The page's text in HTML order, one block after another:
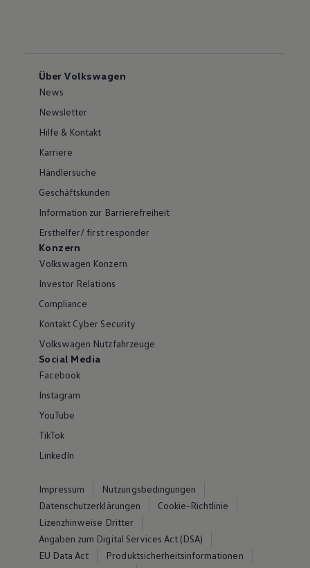
Über Volkswagen
News
Newsletter
Hilfe & Kontakt
Karriere
Händlersuche
Geschäftskunden
Information zur Barrierefreiheit
Ersthelfer/ first responder
Konzern
Volkswagen Konzern
Investor Relations
Compliance
Kontakt Cyber Security
Volkswagen Nutzfahrzeuge
Social Media
Facebook
Instagram
YouTube
TikTok
LinkedIn
Impressum
Nutzungsbedingungen
Datenschutzerklärungen
Cookie-Richtlinie
Lizenzhinweise Dritter
Angaben zum Digital Services Act (DSA)
EU Data Act
Produktsicherheitsinformationen